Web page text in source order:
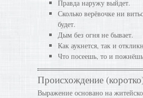
Правда наружу выйдет.
Сколько верёвочке ни
будет.
Дым без огня не бывает.
Как аукнется, так и
Что посеешь, то и
Происхождение
Выражение основано на